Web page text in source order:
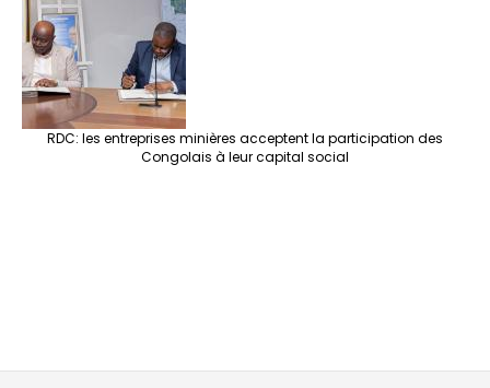
RDC: les entreprises minières acceptent la participation des
Congolais à leur capital social